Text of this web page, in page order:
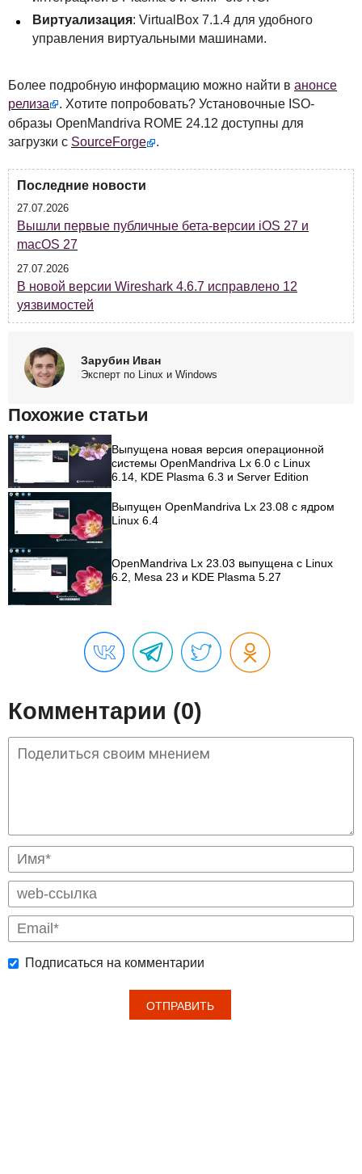
Виртуализация: VirtualBox 7.1.4 для удобного
управления виртуальными машинами.
Более подробную информацию можно найти в анонсе
релиза
. Хотите попробовать? Установочные ISO-
образы OpenMandriva ROME 24.12 доступны для
загрузки с SourceForge .
Последние новости
27.07.2026
Вышли первые публичные бета-версии iOS 27 и
macOS 27
27.07.2026
В новой версии Wireshark 4.6.7 исправлено 12
уязвимостей
Зарубин Иван
Эксперт по Linux и Windows
Похожие статьи
Выпущена новая версия операционной
системы OpenMandriva Lx 6.0 с Linux
6.14, KDE Plasma 6.3 и Server Edition
Выпущен OpenMandriva Lx 23.08 с ядром
Linux 6.4
OpenMandriva Lx 23.03 выпущена с Linux
6.2, Mesa 23 и KDE Plasma 5.27
Комментарии (0)
Подписаться на комментарии